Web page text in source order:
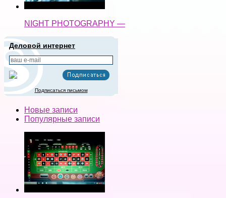
NIGHT PHOTOGRAPHY —
Деловой интернет
Подписаться письмом
Новые записи
Популярные записи